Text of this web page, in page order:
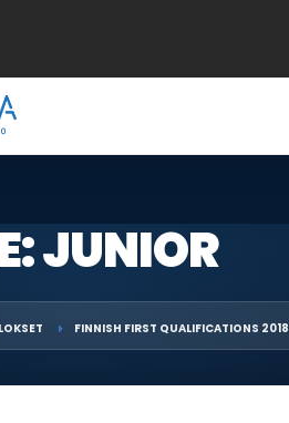
JUNIOR
FINNISH FIRST QUALIFICATIONS 2018